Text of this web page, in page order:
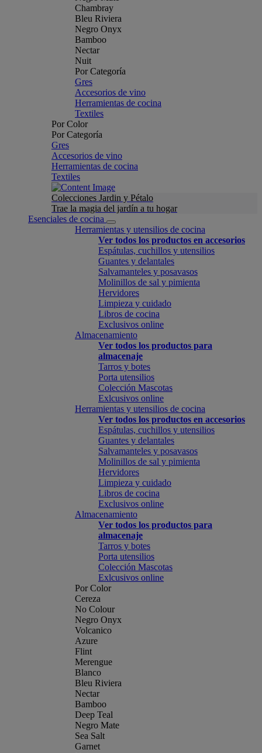
Chambray
Bleu Riviera
Negro Onyx
Bamboo
Nectar
Nuit
Por Categoría
Gres
Accesorios de vino
Herramientas de cocina
Textiles
Por Color
Por Categoría
Gres
Accesorios de vino
Herramientas de cocina
Textiles
Colecciones Jardin y Pétalo
Trae la magia del jardín a tu hogar
Esenciales de cocina
Herramientas y utensilios de cocina
Ver todos los productos en accesorios
Espátulas, cuchillos y utensilios
Guantes y delantales
Salvamanteles y posavasos
Molinillos de sal y pimienta
Hervidores
Limpieza y cuidado
Libros de cocina
Exclusivos online
Almacenamiento
Ver todos los productos para
almacenaje
Tarros y botes
Porta utensilios
Colección Mascotas
Exlcusivos online
Herramientas y utensilios de cocina
Ver todos los productos en accesorios
Espátulas, cuchillos y utensilios
Guantes y delantales
Salvamanteles y posavasos
Molinillos de sal y pimienta
Hervidores
Limpieza y cuidado
Libros de cocina
Exclusivos online
Almacenamiento
Ver todos los productos para
almacenaje
Tarros y botes
Porta utensilios
Colección Mascotas
Exlcusivos online
Por Color
Cereza
No Colour
Negro Onyx
Volcanico
Azure
Flint
Merengue
Blanco
Bleu Riviera
Nectar
Bamboo
Deep Teal
Negro Mate
Sea Salt
Garnet